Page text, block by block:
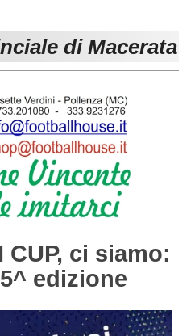
Carica la tua Rosa
di Macerata
CUP, ci siamo:
edizione